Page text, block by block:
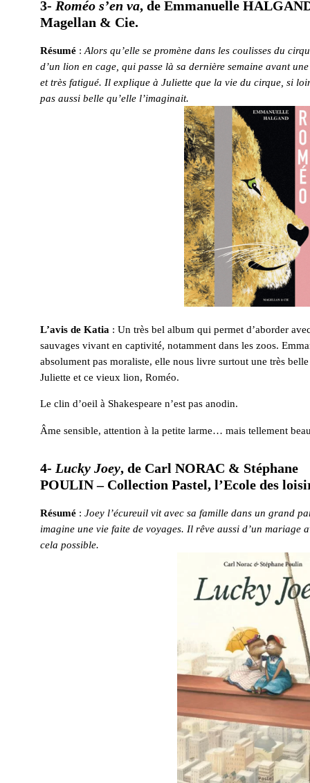
3- Roméo s’en va, de Emmanuelle
Magellan & Cie.
Résumé : Alors qu’elle se promène dans les coulisses du
d’un lion en cage, qui passe là sa dernière semaine avant
et très fatigué. Il explique à Juliette que la vie du cirque, si
pas aussi belle qu’elle l’imaginait.
L’avis de Katia : Un très bel album qui permet d’aborder
sauvages vivant en captivité, notamment dans les zoos.
absolument pas moraliste, elle nous livre surtout une très
Juliette et ce vieux lion, Roméo.
Le clin d’oeil à Shakespeare n’est pas anodin.
Âme sensible, attention à la petite larme… mais tellement
4- Lucky Joey, de Carl NORAC & Stéphane
POULIN – Collection Pastel, l’Ecole des
Résumé: Joey l’écureuil vit avec sa famille dans un grand
imagine une vie faite de voyages. Il rêve aussi d’un mariage
cela possible.